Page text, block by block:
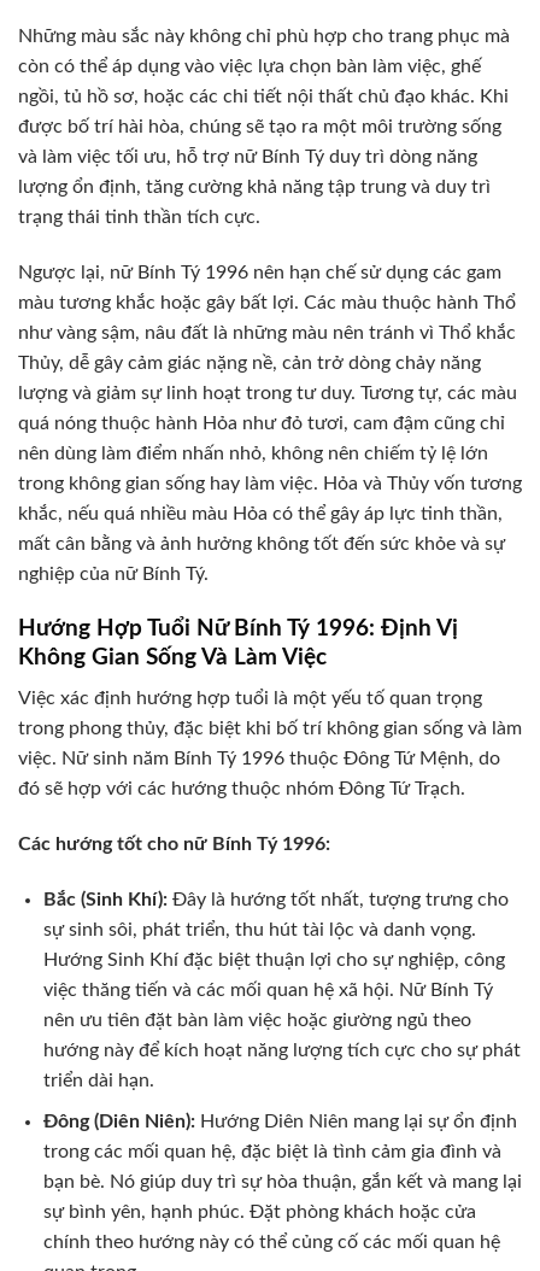
Những màu sắc này không chỉ phù hợp cho trang phục mà
còn có thể áp dụng vào việc lựa chọn bàn làm việc, ghế
ngồi, tủ hồ sơ, hoặc các chi tiết nội thất chủ đạo khác. Khi
được bố trí hài hòa, chúng sẽ tạo ra một môi trường sống
và làm việc tối ưu, hỗ trợ nữ Bính Tý duy trì dòng năng
lượng ổn định, tăng cường khả năng tập trung và duy trì
trạng thái tinh thần tích cực.
Ngược lại, nữ Bính Tý 1996 nên hạn chế sử dụng các gam
màu tương khắc hoặc gây bất lợi. Các màu thuộc hành Thổ
như vàng sậm, nâu đất là những màu nên tránh vì Thổ khắc
Thủy, dễ gây cảm giác nặng nề, cản trở dòng chảy năng
lượng và giảm sự linh hoạt trong tư duy. Tương tự, các màu
quá nóng thuộc hành Hỏa như đỏ tươi, cam đậm cũng chỉ
nên dùng làm điểm nhấn nhỏ, không nên chiếm tỷ lệ lớn
trong không gian sống hay làm việc. Hỏa và Thủy vốn tương
khắc, nếu quá nhiều màu Hỏa có thể gây áp lực tinh thần,
mất cân bằng và ảnh hưởng không tốt đến sức khỏe và sự
nghiệp của nữ Bính Tý.
Hướng Hợp Tuổi Nữ Bính Tý 1996: Định Vị
Không Gian Sống Và Làm Việc
Việc xác định hướng hợp tuổi là một yếu tố quan trọng
trong phong thủy, đặc biệt khi bố trí không gian sống và làm
việc. Nữ sinh năm Bính Tý 1996 thuộc Đông Tứ Mệnh, do
đó sẽ hợp với các hướng thuộc nhóm Đông Tứ Trạch.
Các hướng tốt cho nữ Bính Tý 1996:
Bắc (Sinh Khí):Đây là hướng tốt nhất, tượng trưng cho
sự sinh sôi, phát triển, thu hút tài lộc và danh vọng.
Hướng Sinh Khí đặc biệt thuận lợi cho sự nghiệp, công
việc thăng tiến và các mối quan hệ xã hội. Nữ Bính Tý
nên ưu tiên đặt bàn làm việc hoặc giường ngủ theo
hướng này để kích hoạt năng lượng tích cực cho sự phát
triển dài hạn.
Đông (Diên Niên):Hướng Diên Niên mang lại sự ổn định
trong các mối quan hệ, đặc biệt là tình cảm gia đình và
bạn bè. Nó giúp duy trì sự hòa thuận, gắn kết và mang lại
sự bình yên, hạnh phúc. Đặt phòng khách hoặc cửa
chính theo hướng này có thể củng cố các mối quan hệ